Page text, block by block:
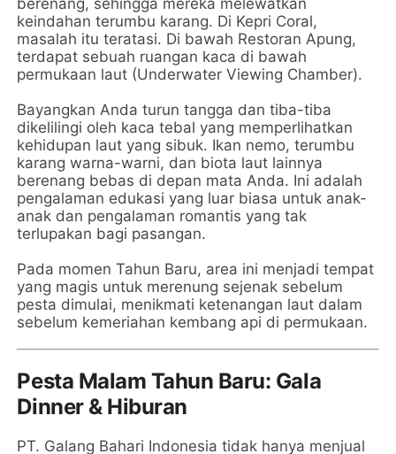
keindahan terumbu karang. Di Kepri Coral,
masalah itu teratasi. Di bawah Restoran Apung,
terdapat sebuah ruangan kaca di bawah
permukaan laut (Underwater Viewing Chamber).
Bayangkan Anda turun tangga dan tiba-tiba
dikelilingi oleh kaca tebal yang memperlihatkan
kehidupan laut yang sibuk. Ikan nemo, terumbu
karang warna-warni, dan biota laut lainnya
berenang bebas di depan mata Anda. Ini adalah
pengalaman edukasi yang luar biasa untuk anak-
anak dan pengalaman romantis yang tak
terlupakan bagi pasangan.
Pada momen Tahun Baru, area ini menjadi tempat
yang magis untuk merenung sejenak sebelum
pesta dimulai, menikmati ketenangan laut dalam
sebelum kemeriahan kembang api di permukaan.
Pesta Malam Tahun Baru: Gala
Dinner & Hiburan
PT. Galang Bahari Indonesia tidak hanya menjual